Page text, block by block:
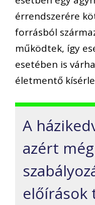
érrendszerére
forrásból
működtek, így
esetében is
életmentő
A
azért
előírások